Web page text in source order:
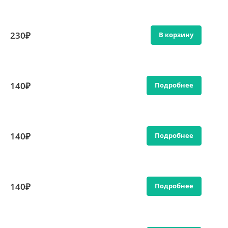
230₽ В корзину
140₽ Подробнее
140₽ Подробнее
140₽ Подробнее